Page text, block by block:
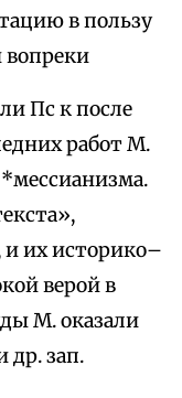
в пользу
вопреки
Пс к после
работ М.
и их историко–
верой в
М. оказали
др. зап.